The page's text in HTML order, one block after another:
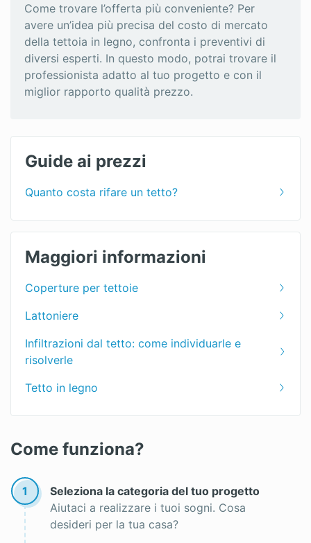
Come trovare l’offerta più conveniente? Per
avere un’idea più precisa del costo di mercato
della tettoia in legno, confronta i preventivi di
diversi esperti. In questo modo, potrai trovare il
professionista adatto al tuo progetto e con il
miglior rapporto qualità prezzo.
Guide ai prezzi
Quanto costa rifare un tetto?
Maggiori informazioni
Coperture per tettoie
Lattoniere
Infiltrazioni dal tetto: come individuarle e
risolverle
Tetto in legno
Come funziona?
1
Seleziona la categoria del tuo progetto
Aiutaci a realizzare i tuoi sogni. Cosa
desideri per la tua casa?